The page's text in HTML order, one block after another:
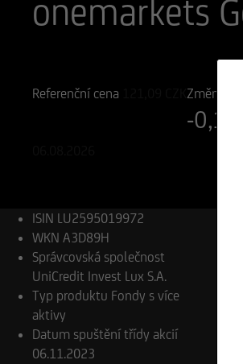
onemarkets
Referenční cena
Změna
-
ISIN LU2595019972
WKN A3D89H
Správcovská společnost
UniCredit Invest Lux S.A.
Typ produktu Fondy s více
aktivy
Datum spuštění třídy akcií
06.11.2023